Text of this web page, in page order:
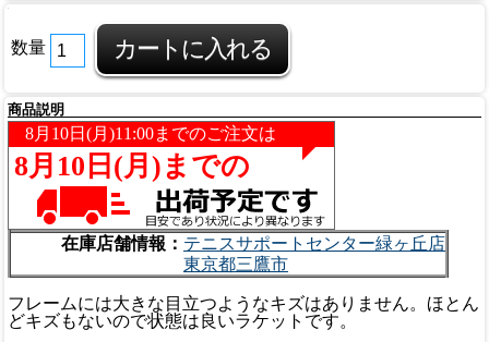
数量
商品説明
在庫店舗情報： テニスサポートセンター緑ヶ丘店
東京都三鷹市
フレームには大きな目立つようなキズはありません。ほとん
どキズもないので状態は良いラケットです。